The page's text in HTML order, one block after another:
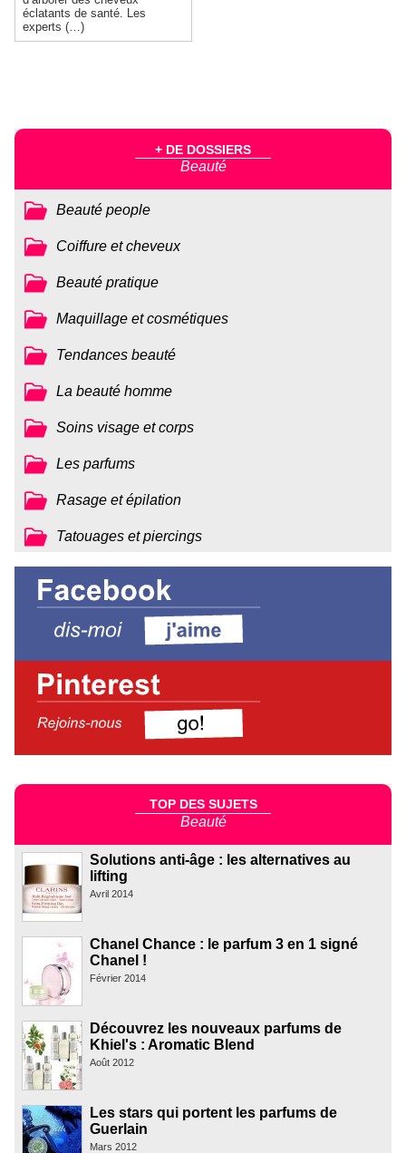
éclatants de santé. Les
experts (…)
+ DE DOSSIERS
Beauté
Beauté people
Coiffure et cheveux
Beauté pratique
Maquillage et cosmétiques
Tendances beauté
La beauté homme
Soins visage et corps
Les parfums
Rasage et épilation
Tatouages et piercings
TOP DES SUJETS
Beauté
Solutions anti-âge : les alternatives au
lifting
Avril 2014
Chanel Chance : le parfum 3 en 1 signé
Chanel !
Février 2014
Découvrez les nouveaux parfums de
Khiel's : Aromatic Blend
Août 2012
Les stars qui portent les parfums de
Guerlain
Mars 2012